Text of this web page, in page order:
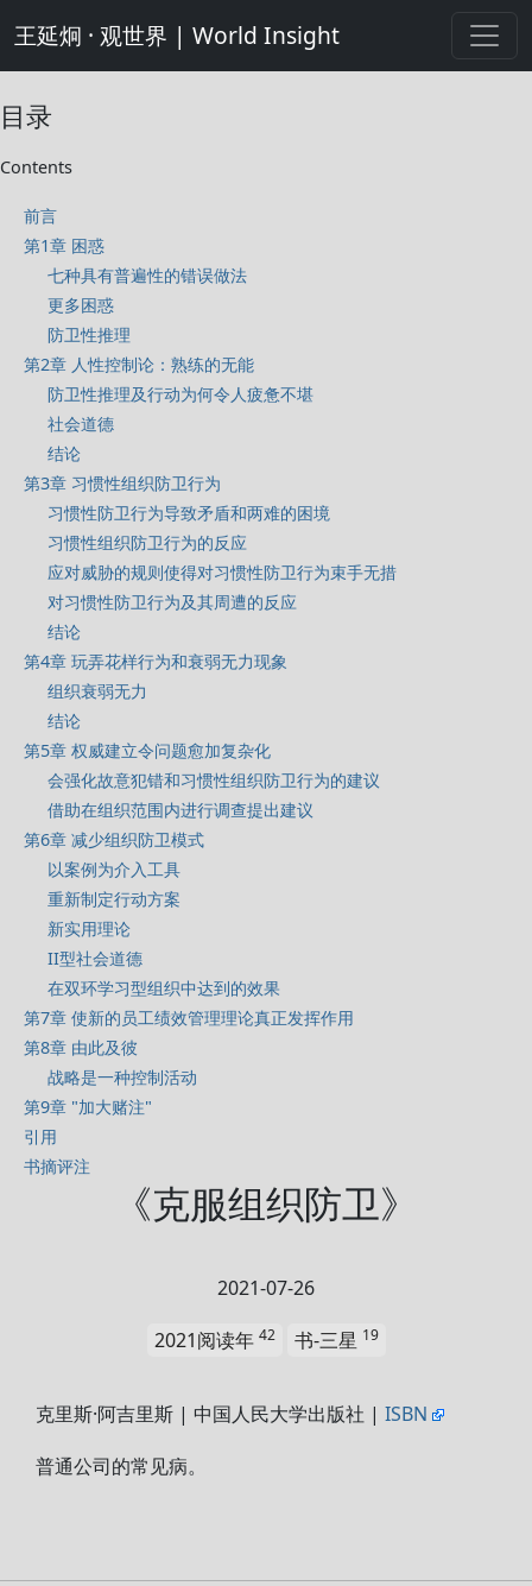
王延炯 · 观世界 | World Insight
目录
Contents
前言
第1章 困惑
七种具有普遍性的错误做法
更多困惑
防卫性推理
第2章 人性控制论：熟练的无能
防卫性推理及行动为何令人疲惫不堪
社会道德
结论
第3章 习惯性组织防卫行为
习惯性防卫行为导致矛盾和两难的困境
习惯性组织防卫行为的反应
应对威胁的规则使得对习惯性防卫行为束手无措
对习惯性防卫行为及其周遭的反应
结论
第4章 玩弄花样行为和衰弱无力现象
组织衰弱无力
结论
第5章 权威建立令问题愈加复杂化
会强化故意犯错和习惯性组织防卫行为的建议
借助在组织范围内进行调查提出建议
第6章 减少组织防卫模式
以案例为介入工具
重新制定行动方案
新实用理论
II型社会道德
在双环学习型组织中达到的效果
第7章 使新的员工绩效管理理论真正发挥作用
第8章 由此及彼
战略是一种控制活动
第9章 "加大赌注"
引用
书摘评注
《克服组织防卫》
2021-07-26
2021阅读年 42 书-三星 19
克里斯·阿吉里斯 | 中国人民大学出版社 | ISBN
普通公司的常见病。